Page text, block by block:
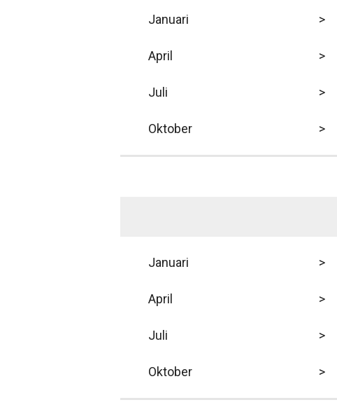
Januari >
April >
Juli >
Oktober >
Januari >
April >
Juli >
Oktober >